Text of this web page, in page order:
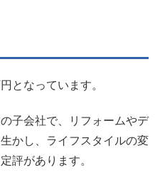
となっています。
子会社で、リフォームやデ
かし、 ライフスタイルの変
評があります。